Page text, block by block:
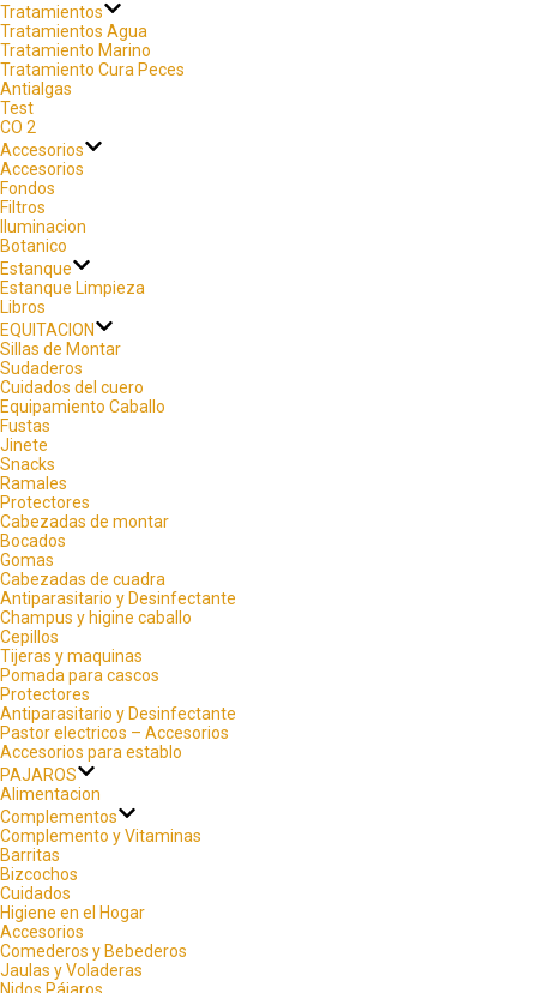
Tratamientos
Tratamientos Agua
Tratamiento Marino
Tratamiento Cura Peces
Antialgas
Test
CO 2
Accesorios
Accesorios
Fondos
Filtros
Iluminacion
Botanico
Estanque
Estanque Limpieza
Libros
EQUITACION
Sillas de Montar
Sudaderos
Cuidados del cuero
Equipamiento Caballo
Fustas
Jinete
Snacks
Ramales
Protectores
Cabezadas de montar
Bocados
Gomas
Cabezadas de cuadra
Antiparasitario y Desinfectante
Champus y higine caballo
Cepillos
Tijeras y maquinas
Pomada para cascos
Protectores
Antiparasitario y Desinfectante
Pastor electricos – Accesorios
Accesorios para establo
PAJAROS
Alimentacion
Complementos
Complemento y Vitaminas
Barritas
Bizcochos
Cuidados
Higiene en el Hogar
Accesorios
Comederos y Bebederos
Jaulas y Voladeras